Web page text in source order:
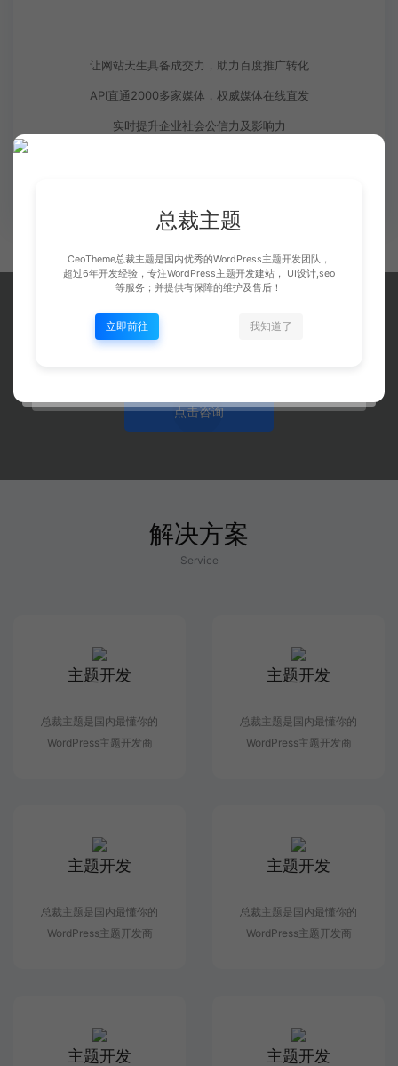
让网站天生具备成交力，助力百度推广转化
API直通2000多家媒体，权威媒体在线直发
实时提升企业社会公信力及影响力
高端网站建设
点击咨询
解决方案
Service
主题开发
总裁主题是国内最懂你的
WordPress主题开发商
主题开发
总裁主题是国内最懂你的
WordPress主题开发商
主题开发
总裁主题是国内最懂你的
WordPress主题开发商
主题开发
总裁主题是国内最懂你的
WordPress主题开发商
主题开发 主题开发
总裁主题
CeoTheme总裁主题是国内优秀的WordPress主题开发团队，
超过6年开发经验，专注WordPress主题开发建站， UI设计,seo
等服务；并提供有保障的维护及售后！
立即前往 我知道了